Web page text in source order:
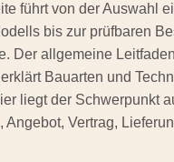
führt von der Auswahl
bis zur prüfbaren
Der allgemeine Leitfaden
erklärt Bauarten und
liegt der Schwerpunkt
Angebot, Vertrag,